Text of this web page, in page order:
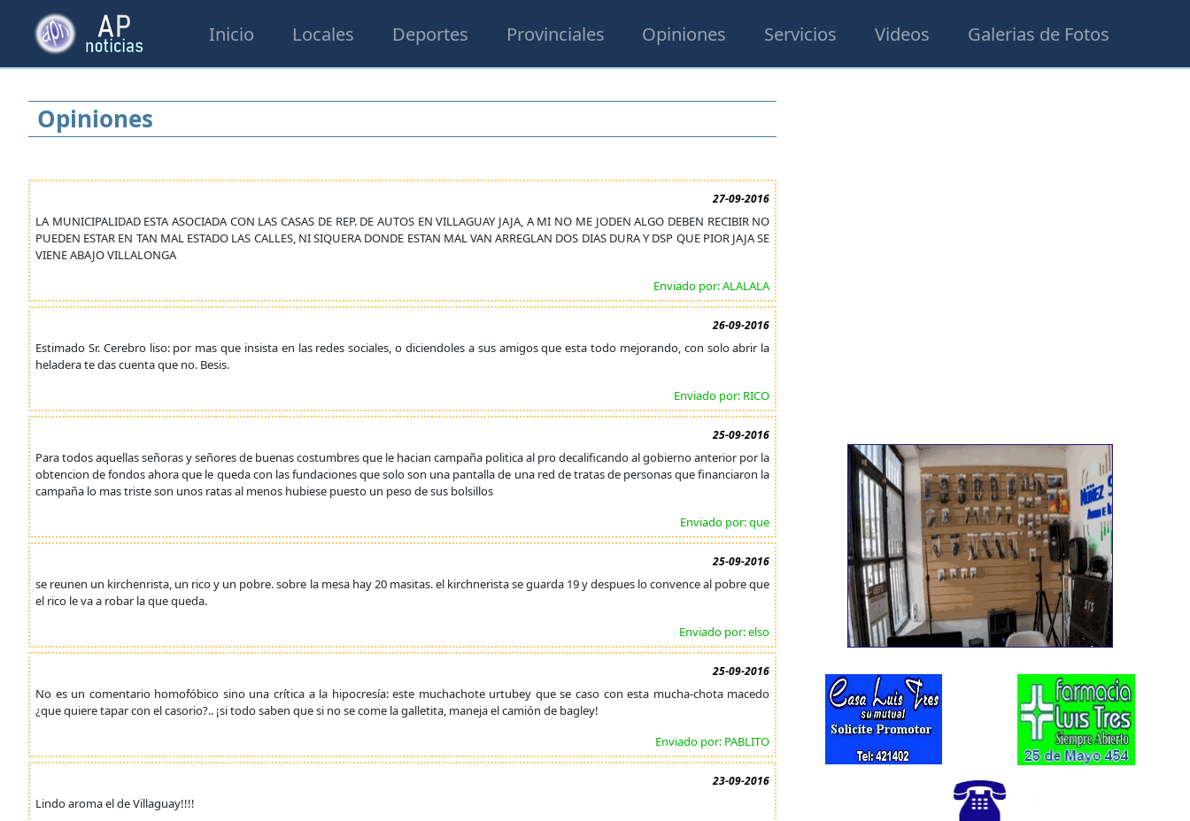
Inicio Locales Deportes Provinciales Opiniones Servicios Videos Galerias de Fotos
Opiniones
27-09-2016
LA MUNICIPALIDAD ESTA ASOCIADA CON LAS CASAS DE REP. DE AUTOS EN VILLAGUAY JAJA, A MI NO ME JODEN ALGO DEBEN RECIBIR NO
PUEDEN ESTAR EN TAN MAL ESTADO LAS CALLES, NI SIQUERA DONDE ESTAN MAL VAN ARREGLAN DOS DIAS DURA Y DSP QUE PIOR JAJA SE
VIENE ABAJO VILLALONGA
Enviado por: ALALALA
26-09-2016
Estimado Sr. Cerebro liso: por mas que insista en las redes sociales, o diciendoles a sus amigos que esta todo mejorando, con solo abrir la
heladera te das cuenta que no. Besis.
Enviado por: RICO
25-09-2016
Para todos aquellas señoras y señores de buenas costumbres que le hacian campaña politica al pro decalificando al gobierno anterior por la
obtencion de fondos ahora que le queda con las fundaciones que solo son una pantalla de una red de tratas de personas que financiaron la
campaña lo mas triste son unos ratas al menos hubiese puesto un peso de sus bolsillos
Enviado por: que
25-09-2016
se reunen un kirchenrista, un rico y un pobre. sobre la mesa hay 20 masitas. el kirchnerista se guarda 19 y despues lo convence al pobre que
el rico le va a robar la que queda.
Enviado por: elso
25-09-2016
No es un comentario homofóbico sino una crítica a la hipocresía: este muchachote urtubey que se caso con esta mucha-chota macedo
¿que quiere tapar con el casorio?.. ¡si todo saben que si no se come la galletita, maneja el camión de bagley!
Enviado por: PABLITO
23-09-2016
Lindo aroma el de Villaguay!!!!